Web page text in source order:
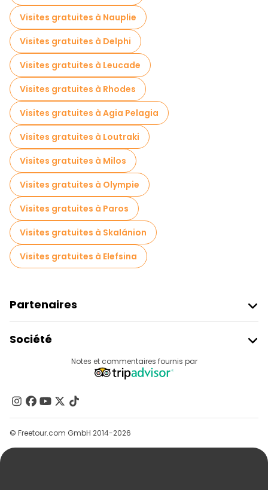
Visite gratuite de la vieille ville à Athènes
Visites de marchés en Athènes
Visites de dégustation locales à Athènes
Excursions d'une journée gratuites à Athènes
Visites nocturnes gratuites à Athènes
Tours à vélo à Athènes
Visites gastronomiques à Athènes
Visites gratuites à proximité Acropolis of Athens
Visites gratuites à proximité Monastiraki Square
Visites gratuites à Nauplie
Visites gratuites à Delphi
Visites gratuites à Leucade
Visites gratuites à Rhodes
Visites gratuites à Agia Pelagia
Visites gratuites à Loutraki
Visites gratuites à Milos
Visites gratuites à Olympie
Visites gratuites à Paros
Visites gratuites à Skalánion
Visites gratuites à Elefsina
Partenaires
Connexion Du Fournisseur
Programme D’affiliation
Société
Contactez-Nous
Groupes
Aide
Notes et commentaires fournis par
© Freetour.com GmbH 2014-2026